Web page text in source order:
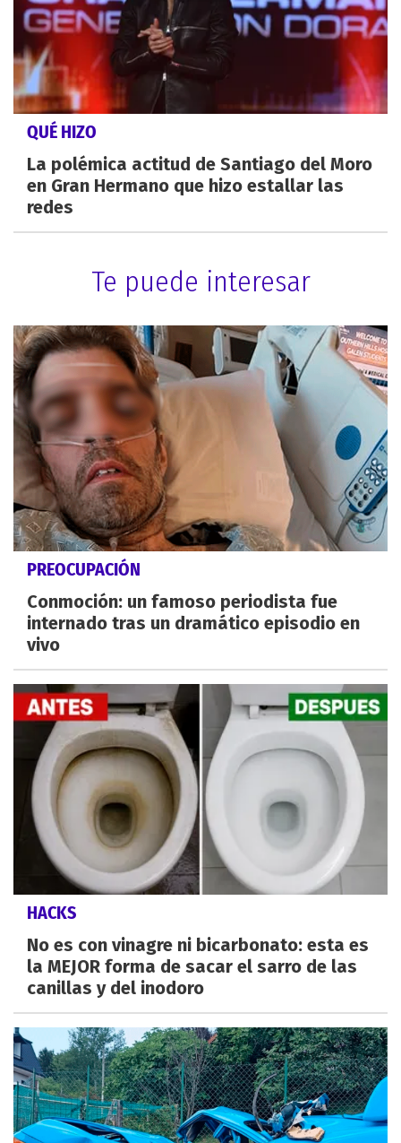
QUÉ HIZO
La polémica actitud de Santiago del Moro
en Gran Hermano que hizo estallar las
redes
Te puede interesar
PREOCUPACIÓN
Conmoción: un famoso periodista fue
internado tras un dramático episodio en
vivo
HACKS
No es con vinagre ni bicarbonato: esta es
la MEJOR forma de sacar el sarro de las
canillas y del inodoro